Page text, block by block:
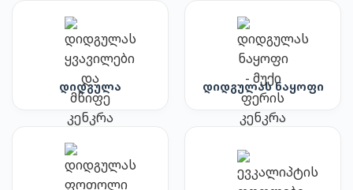
დიდგულა დიდგულას ნაყოფი